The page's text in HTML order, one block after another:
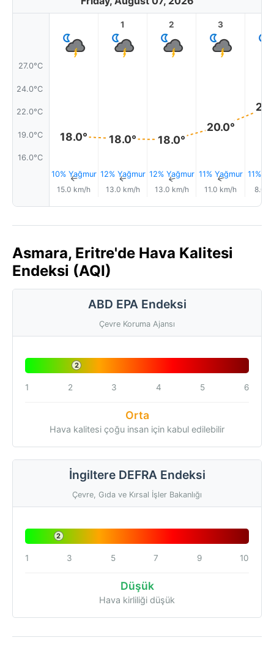
27.0°C
24.0°C
22.0°C
19.0°C
16.0°C
18.0°
10% Yağmur
↑
15.0 km/h
1
18.0°
12% Yağmur
↑
13.0 km/h
2
18.0°
12% Yağmur
↑
13.0 km/h
3
20.0°
11% Yağmur
↑
11.0 km/h
11%
8.0
Asmara, Eritre'de Hava Kalitesi
Endeksi (AQI)
ABD EPA Endeksi
Çevre Koruma Ajansı
2
1 2 3 4 5 6
Orta
Hava kalitesi çoğu insan için kabul edilebilir
İngiltere DEFRA Endeksi
Çevre, Gıda ve Kırsal İşler Bakanlığı
2
1 3 5 7 9 10
Düşük
Hava kirliliği düşük